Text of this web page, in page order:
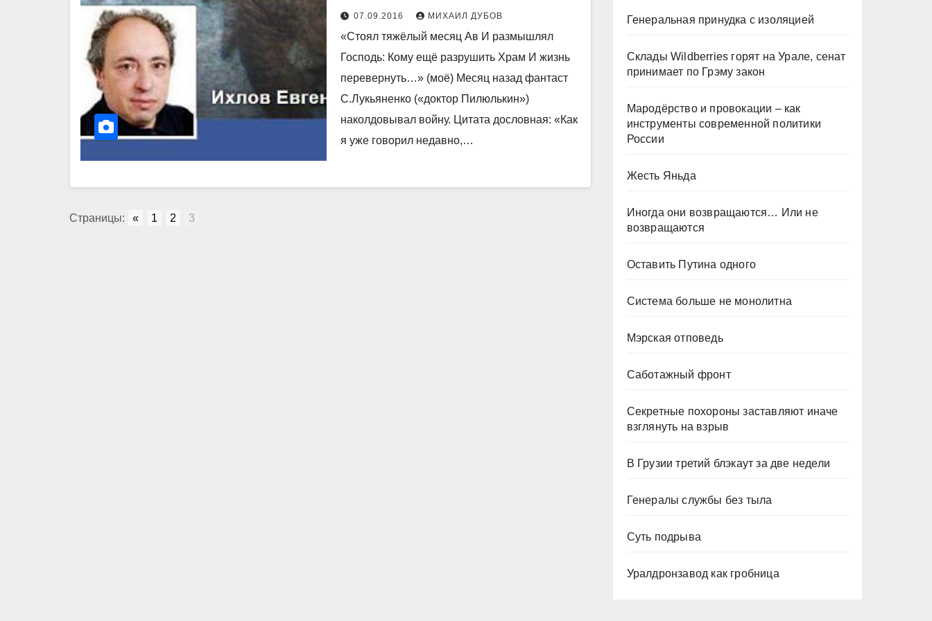
07.09.2016 МИХАИЛ ДУБОВ
«Стоял тяжёлый месяц Ав И размышлял
Господь: Кому ещё разрушить Храм И жизнь
перевернуть…» (моё) Месяц назад фантаст
С.Лукьяненко («доктор Пилюлькин»)
наколдовывал войну. Цитата дословная: «Как
я уже говорил недавно,…
Страницы: « 1 2 3
Генеральная принудка с изоляцией
Склады Wildberries горят на Урале, сенат
принимает по Грэму закон
Мародёрство и провокации – как
инструменты современной политики
России
Жесть Яньда
Иногда они возвращаются… Или не
возвращаются
Оставить Путина одного
Система больше не монолитна
Мэрская отповедь
Саботажный фронт
Секретные похороны заставляют иначе
взглянуть на взрыв
В Грузии третий блэкаут за две недели
Генералы службы без тыла
Суть подрыва
Уралдронзавод как гробница